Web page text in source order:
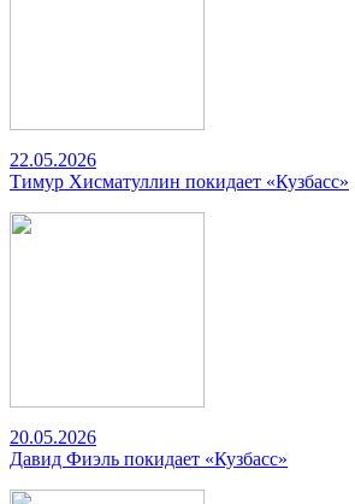
22.05.2026
Тимур Хисматуллин покидает «Кузбасс»
20.05.2026
Давид Фиэль покидает «Кузбасс»